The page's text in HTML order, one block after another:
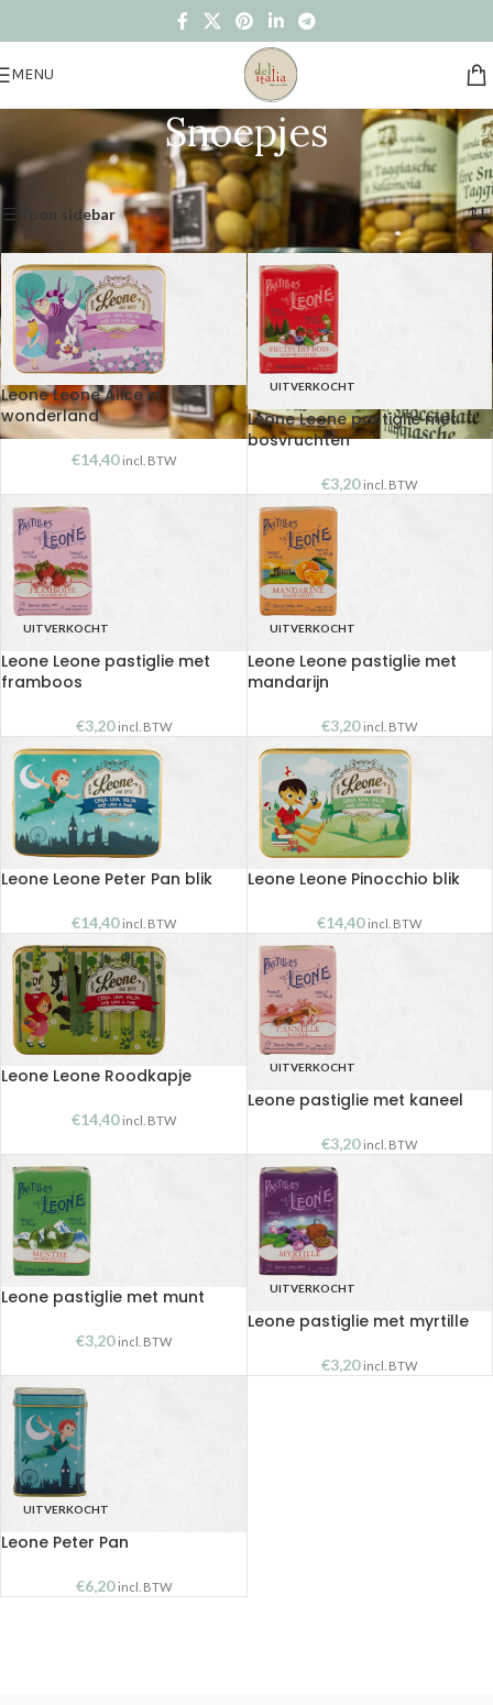
MENU
Snoepjes
Home/Winkel/Food/Zoetigheden/Snoepjes Toont alle 11 resultaten
Toon sidebar
Leone Leone Alice in
wonderland
€14,40 incl. BTW
UITVERKOCHT
Leone Leone pastiglie met
bosvruchten
€3,20 incl. BTW
UITVERKOCHT
Leone Leone pastiglie met
framboos
€3,20 incl. BTW
UITVERKOCHT
Leone Leone pastiglie met
mandarijn
€3,20 incl. BTW
Leone Leone Peter Pan blik
€14,40 incl. BTW
Leone Leone Pinocchio blik
€14,40 incl. BTW
Leone Leone Roodkapje
€14,40 incl. BTW
UITVERKOCHT
Leone pastiglie met kaneel
€3,20 incl. BTW
Leone pastiglie met munt
€3,20 incl. BTW
UITVERKOCHT
Leone pastiglie met myrtille
€3,20 incl. BTW
UITVERKOCHT
Leone Peter Pan
€6,20 incl. BTW